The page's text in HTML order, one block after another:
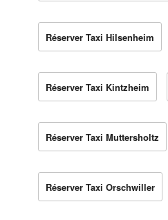
Réserver Taxi Hilsenheim
Réserver Taxi Kintzheim
Réserver Taxi Muttersholtz
Réserver Taxi Orschwiller